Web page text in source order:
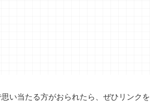
い当たる方がおられたら、ぜひリンクを